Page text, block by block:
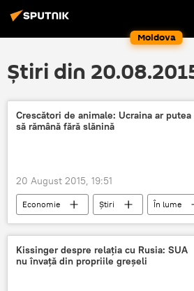
Moldova
Știri din
Crescători de animale: Ucraina ar putea
să rămână fără slănină
20 August 2015, 19:51
Economie Știri
În lume
Ucraina
pestă porcină
focare
slănină
interzicere
import
Kissinger despre relaţia cu Rusia: SUA
nu învaţă din propriile greşeli